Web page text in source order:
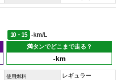
10・15
-km/L
満タンでどこまで走る？
-km
使用燃料
レギュラー